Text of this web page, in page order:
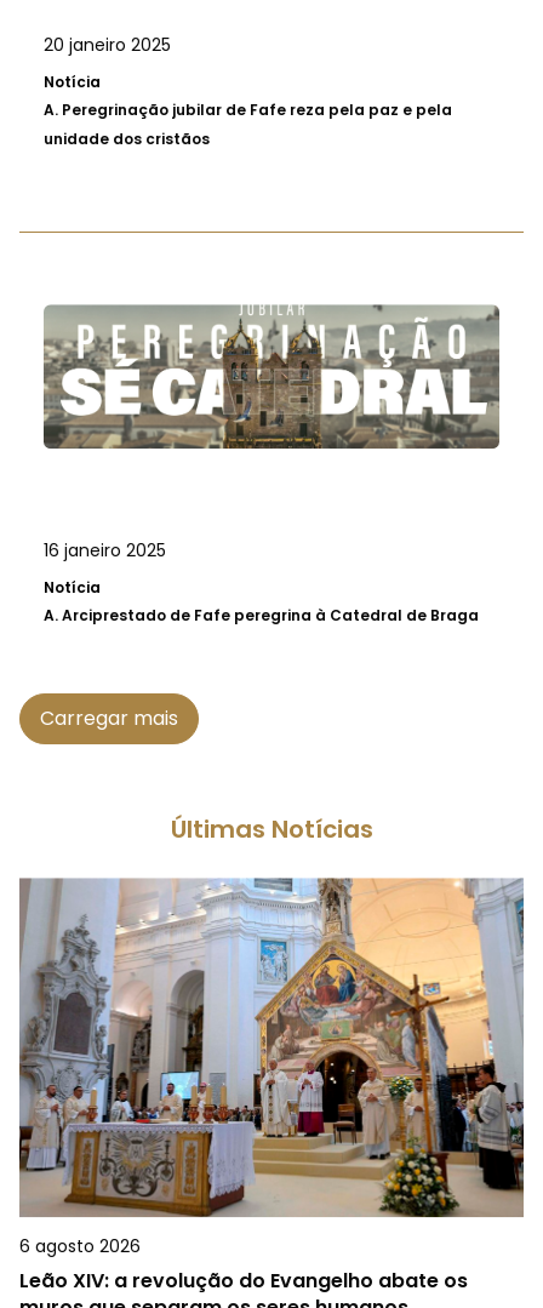
20 janeiro 2025
Notícia
A. Peregrinação jubilar de Fafe reza pela paz e pela
unidade dos cristãos
16 janeiro 2025
Notícia
A.Arciprestado de Fafe peregrina à Catedral de Braga
Carregar mais
Últimas Notícias
6 agosto 2026
Leão XIV: a revolução do Evangelho abate os